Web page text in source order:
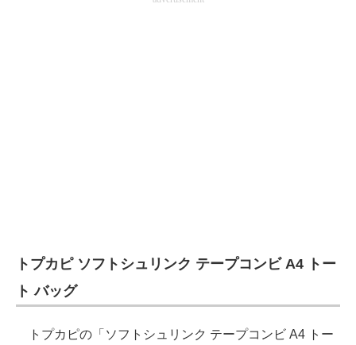
トプカピ ソフトシュリンク テープコンビ A4 トー
ト バッグ
トプカピの「ソフトシュリンク テープコンビ A4 トー